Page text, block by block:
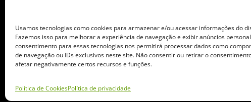
Usamos tecnologias como cookies para armazenar e/ou acessar informações do
Fazemos isso para melhorar a experiência de navegação e exibir anúncios
consentimento para essas tecnologias nos permitirá processar dados como
de navegação ou IDs exclusivos neste site. Não consentir ou retirar o
afetar negativamente certos recursos e funções.
Política de CookiesPolítica de privacidade